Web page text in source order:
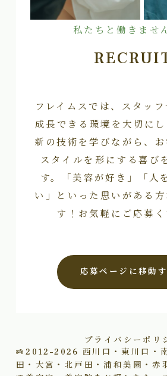
私たちと働きませ
フレイムスでは、スタッ
成長できる環境を大切に
新の技術を学びながら、
スタイルを形にする喜び
す。「美容が好き」「人
い」といった思いがある
す！お気軽にご応募く
応募ページに移動
プライバシーポリ
2012–2026 西川口・東川口・
田・大宮・北戸田・浦和美園・赤